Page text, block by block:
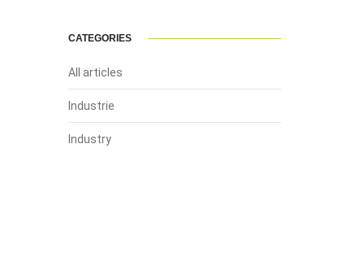
CATEGORIES
All articles
Industrie
Industry